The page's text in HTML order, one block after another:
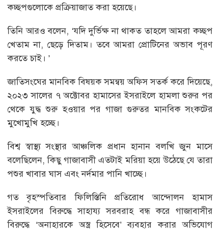
কচ্ছপগুলোকে প্রক্রিয়াজাত করা হয়েছে।
তিনি আরও বলেন, ‘যদি দুর্ভিক্ষ না থাকত তাহলে আমরা কচ্ছপ
খেতাম না, ছেড়ে দিতাম। তবে আমরা প্রোটিনের অভাব পূরণ
করতে চাই। ’
জাতিসংঘের মানবিক বিষয়ক সমন্বয় অফিস সতর্ক করে দিয়েছে,
২০২৩ সালের ৭ অক্টোবর হামাসের ইসরাইলে হামলা শুরুর পর
থেকে যুদ্ধ শুরু হওয়ার পর গাজা গুরুতর মানবিক সংকটের
মুখোমুখি হচ্ছে।
বিশ্ব স্বাস্থ্য সংস্থার আঞ্চলিক প্রধান হানান বলখি জুন মাসে
বলেছিলেন, কিছু গাজাবাসী এতটাই মরিয়া হয়ে উঠেছে যে তারা
পশুর খাবার ঘাস এবং নর্দমার পানি খাচ্ছে।
গত বৃহস্পতিবার ফিলিস্তিনি প্রতিরোধ আন্দোলন হামাস
ইসরাইলের বিরুদ্ধে সাহায্য সরবরাহ বন্ধ করে গাজাবাসীর
বিরুদ্ধে ‘অনাহারকে অস্ত্র হিসেবে’ ব্যবহার করার অভিযোগ